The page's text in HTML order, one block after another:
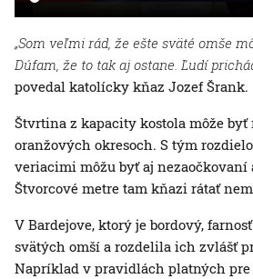
„Som veľmi rád, že ešte sväté omše
Dúfam, že to tak aj ostane. Ľudí
povedal katolícky kňaz Jozef Šrank.
Štvrtina z kapacity kostola môže
oranžových okresoch. S tým
veriacimi môžu byť aj nezaočkovaní
Štvorcové metre tam kňazi rátať
V Bardejove, ktorý je bordový,
svätých omší a rozdelila ich zvlášť
Napríklad v pravidlách platných pre